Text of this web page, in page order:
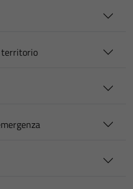
territorio